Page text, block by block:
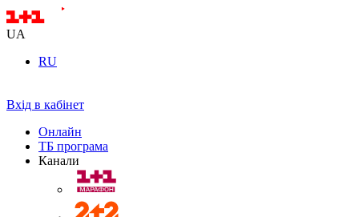
UA
RU
Вхід в кабінет
Онлайн
ТБ програма
Канали